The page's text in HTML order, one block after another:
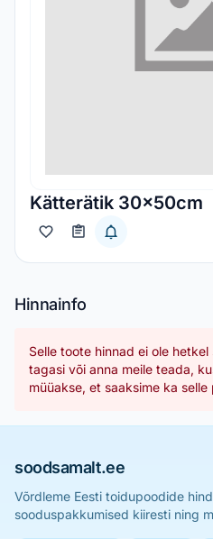
Kätterätik 30x50cm
Hinnainfo
Selle toote hinnad ei ole
tagasi või anna meile teada,
müüakse, et saaksime ka
soodsamalt.ee
Võrdleme Eesti toidupoodide
sooduspakkumised kiiresti ning